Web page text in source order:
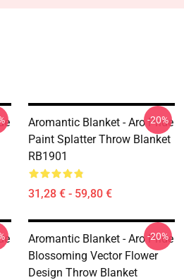
Aromantic Blanket - Aro Pride
Paint Splatter Throw Blanket
RB1901
31,28 € - 59,80 €
-20%
Aromantic Blanket - Aro Pride
Blossoming Vector Flower
Design Throw Blanket
-20%